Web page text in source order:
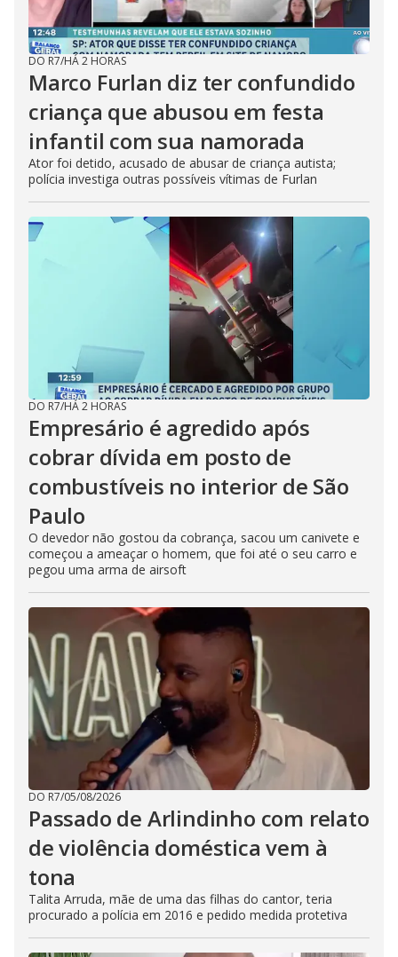
DO R7/HÁ 2 HORAS
Marco Furlan diz ter confundido
criança que abusou em festa
infantil com sua namorada
Ator foi detido, acusado de abusar de criança autista;
polícia investiga outras possíveis vítimas de Furlan
DO R7/HÁ 2 HORAS
Empresário é agredido após
cobrar dívida em posto de
combustíveis no interior de São
Paulo
O devedor não gostou da cobrança, sacou um canivete e
começou a ameaçar o homem, que foi até o seu carro e
pegou uma arma de airsoft
DO R7/05/08/2026
Passado de Arlindinho com relato
de violência doméstica vem à
tona
Talita Arruda, mãe de uma das filhas do cantor, teria
procurado a polícia em 2016 e pedido medida protetiva